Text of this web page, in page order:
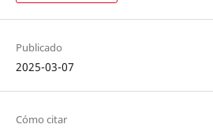
Publicado
2025-03-07
Cómo citar